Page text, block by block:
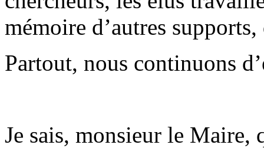
mémoire d’autres supports,
Partout, nous continuons
Je sais, monsieur le Maire,